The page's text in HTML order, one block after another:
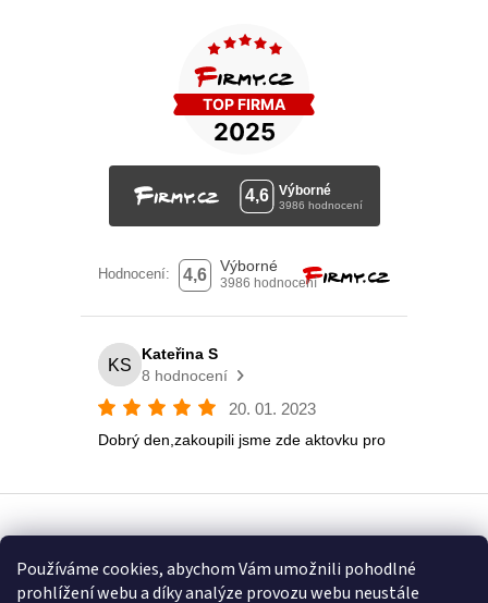
Používáme cookies, abychom Vám umožnili pohodlné
prohlížení webu a díky analýze provozu webu neustále